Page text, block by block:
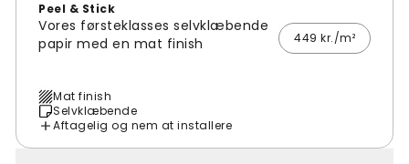
Peel & Stick
Vores førsteklasses selvklæbende
papir med en mat finish
449 kr./m²
Mat finish
Selvklæbende
Aftagelig og nem at installere